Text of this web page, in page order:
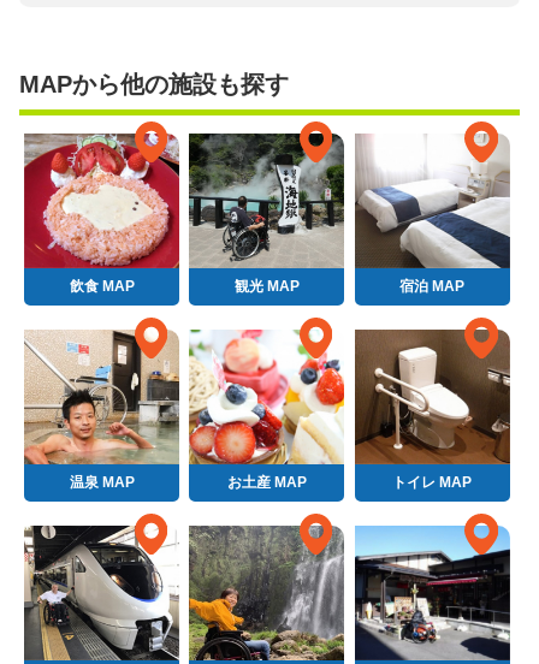
MAPから他の施設も探す
飲食 MAP 観光 MAP 宿泊 MAP
温泉 MAP お土産 MAP トイレ MAP